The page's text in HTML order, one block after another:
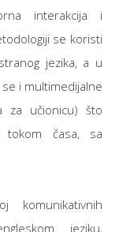
interakcija i
se koristi
jezika, a u
i multimedijalne
za učionicu) što
tokom časa, sa
komunikativnih
jeziku,